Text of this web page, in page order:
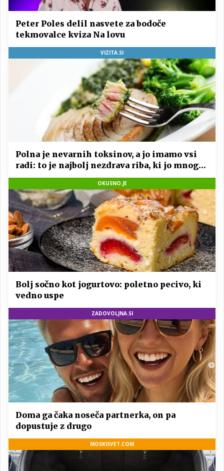
Peter Poles delil nasvete za bodoče
tekmovalce kviza Na lovu
VIZITA.SI
Polna je nevarnih toksinov, a jo imamo vsi
radi: to je najbolj nezdrava riba, ki jo mnogi
redno uživajo
OKUSNO.JE
Bolj sočno kot jogurtovo: poletno pecivo, ki
vedno uspe
ZADOVOLJNA.SI
Doma ga čaka noseča partnerka, on pa
dopustuje z drugo
MOSKISVET.COM